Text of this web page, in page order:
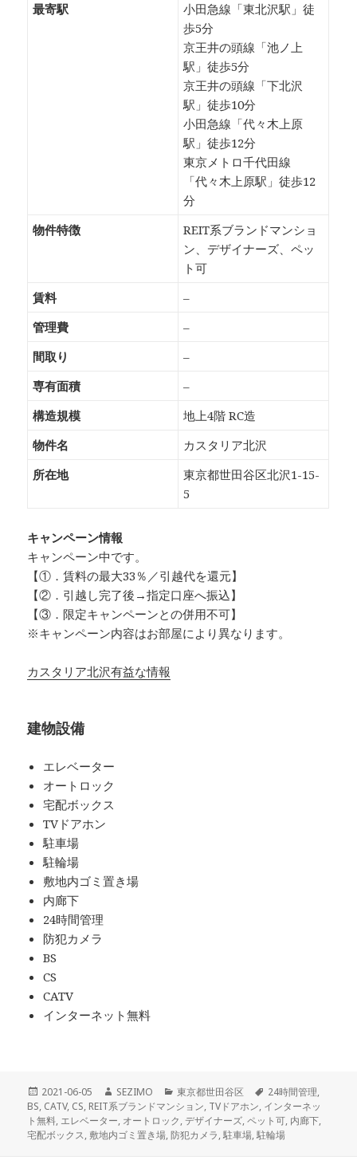
最寄駅
小田急線「東北沢駅」徒
歩5分
京王井の頭線「池ノ上
駅」徒歩5分
京王井の頭線「下北沢
駅」徒歩10分
小田急線「代々木上原
駅」徒歩12分
東京メトロ千代田線
「代々木上原駅」徒歩12
分
物件特徴
REIT系ブランドマンショ
ン、デザイナーズ、ペッ
ト可
賃料
–
管理費
–
間取り
–
専有面積
–
構造規模
地上4階 RC造
物件名
カスタリア北沢
所在地
東京都世田谷区北沢1-15-
5
キャンペーン情報
キャンペーン中です。
【①．賃料の最大33％／引越代を還元】
【②．引越し完了後→指定口座へ振込】
【③．限定キャンペーンとの併用不可】
※キャンペーン内容はお部屋により異なります。
カスタリア北沢有益な情報
建物設備
エレベーター
オートロック
宅配ボックス
TVドアホン
駐車場
駐輪場
敷地内ゴミ置き場
内廊下
24時間管理
防犯カメラ
BS
CS
CATV
インターネット無料
投
稿
日:
2021-06-05
作
成
者
SEZIMO
カ
テ
ゴ
リ
東京都世田谷区
タ
グ
24時間管理,
BS, CATV, CS, REIT系ブランドマンション, TVドアホン, インターネッ
ト無料, エレベーター, オートロック,デザイナーズ,ペット可, 内廊下,
宅配ボックス, 敷地内ゴミ置き場,防犯カメラ,駐車場,駐輪場